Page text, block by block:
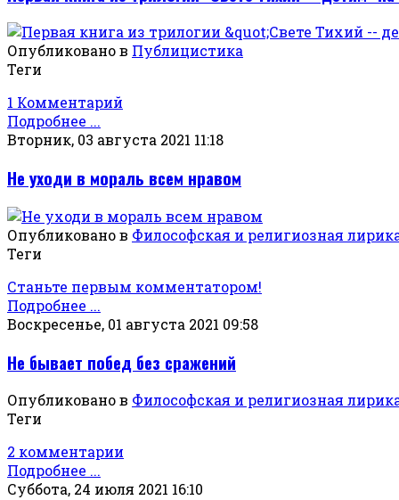
Опубликовано в Публицистика
Теги
1 Комментарий
Подробнее ...
Вторник, 03 августа 2021 11:18
Не уходи в мораль всем нравом
Опубликовано в Философская и религиозная
Теги
Станьте первым комментатором!
Подробнее ...
Воскресенье, 01 августа 2021 09:58
Не бывает побед без сражений
Опубликовано в Философская и религиозная
Теги
2 комментарии
Подробнее ...
Суббота, 24 июля 2021 16:10